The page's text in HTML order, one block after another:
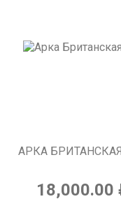
АРКА
18,000.00